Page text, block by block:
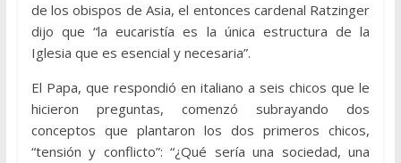
de los obispos de Asia, el entonces cardenal Ratzinger
dijo que “la eucaristía es la única estructura de la
Iglesia que es esencial y necesaria”.
El Papa, que respondió en italiano a seis chicos que le
hicieron preguntas, comenzó subrayando dos
conceptos que plantaron los dos primeros chicos,
“tensión y conflicto”: “¿Qué sería una sociedad, una